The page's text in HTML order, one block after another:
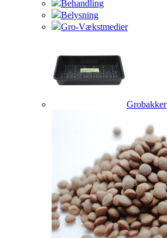
Behandling
Belysning
Gro-Vækstmedier
Grobakker